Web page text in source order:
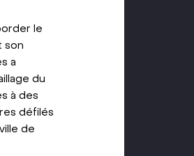
le
son
a
du
à des
défilés
de